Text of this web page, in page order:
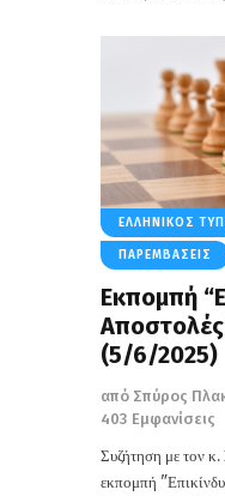
ΕΛΛΗΝΙΚΌΣ
ΠΑΡΕΜΒΆΣΕΙΣ
Εκπομπή
(5/6/2025)
από Σπύρος
403 Εμφανίσεις
Συζήτηση με τον
εκπομπή